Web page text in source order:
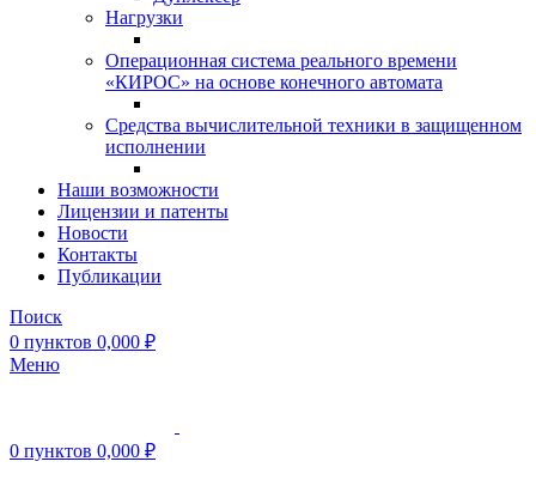
Нагрузки
Операционная система реального времени
«КИРОС» на основе конечного автомата
Средства вычислительной техники в защищенном
исполнении
Наши возможности
Лицензии и патенты
Новости
Контакты
Публикации
Поиск
0 пунктов 0,000 ₽
Меню
0 пунктов 0,000 ₽